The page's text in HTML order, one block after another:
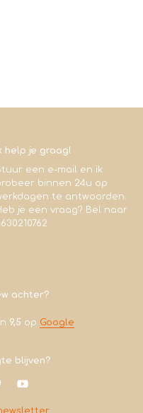
help je graag!
een e-mail en ik
binnen 24u op
te antwoorden.
je een vraag? Bel naar
achter?
9,5 op Google
blijven?